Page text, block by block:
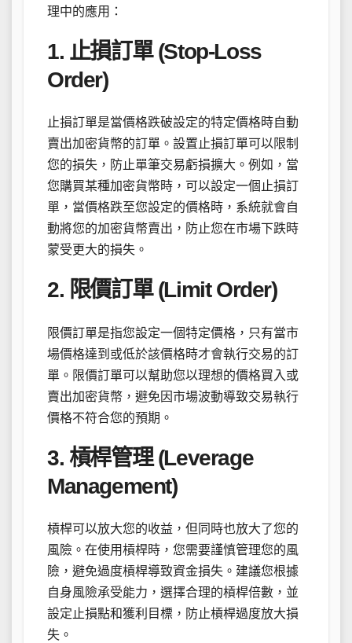
理中的應用：
1. 止損訂單 (Stop-Loss
Order)
止損訂單是當價格跌破設定的特定價格時自動
賣出加密貨幣的訂單。設置止損訂單可以限制
您的損失，防止單筆交易虧損擴大。例如，當
您購買某種加密貨幣時，可以設定一個止損訂
單，當價格跌至您設定的價格時，系統就會自
動將您的加密貨幣賣出，防止您在市場下跌時
蒙受更大的損失。
2. 限價訂單 (Limit Order)
限價訂單是指您設定一個特定價格，只有當市
場價格達到或低於該價格時才會執行交易的訂
單。限價訂單可以幫助您以理想的價格買入或
賣出加密貨幣，避免因市場波動導致交易執行
價格不符合您的預期。
3. 槓桿管理 (Leverage
Management)
槓桿可以放大您的收益，但同時也放大了您的
風險。在使用槓桿時，您需要謹慎管理您的風
險，避免過度槓桿導致資金損失。建議您根據
自身風險承受能力，選擇合理的槓桿倍數，並
設定止損點和獲利目標，防止槓桿過度放大損
失。